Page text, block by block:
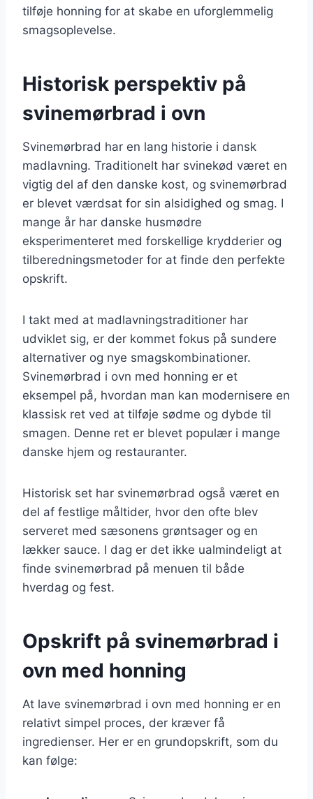
tilføje honning for at skabe en uforglemmelig
smagsoplevelse.
Historisk perspektiv på
svinemørbrad i ovn
Svinemørbrad har en lang historie i dansk
madlavning. Traditionelt har svinekød været en
vigtig del af den danske kost, og svinemørbrad
er blevet værdsat for sin alsidighed og smag. I
mange år har danske husmødre
eksperimenteret med forskellige krydderier og
tilberedningsmetoder for at finde den perfekte
opskrift.
I takt med at madlavningstraditioner har
udviklet sig, er der kommet fokus på sundere
alternativer og nye smagskombinationer.
Svinemørbrad i ovn med honning er et
eksempel på, hvordan man kan modernisere en
klassisk ret ved at tilføje sødme og dybde til
smagen. Denne ret er blevet populær i mange
danske hjem og restauranter.
Historisk set har svinemørbrad også været en
del af festlige måltider, hvor den ofte blev
serveret med sæsonens grøntsager og en
lækker sauce. I dag er det ikke ualmindeligt at
finde svinemørbrad på menuen til både
hverdag og fest.
Opskrift på svinemørbrad i
ovn med honning
At lave svinemørbrad i ovn med honning er en
relativt simpel proces, der kræver få
ingredienser. Her er en grundopskrift, som du
kan følge: